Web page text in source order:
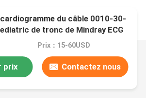
du câble 0010-30-
de tronc de Mindray ECG
Prix：15-60USD
prix Contactez nous